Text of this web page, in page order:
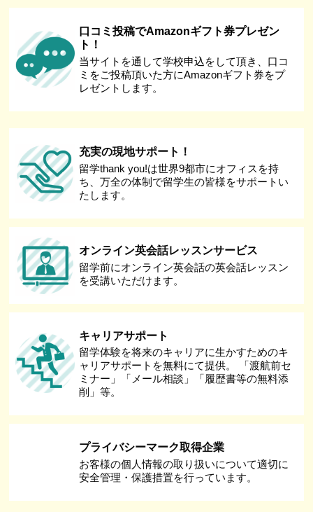
口コミ投稿でAmazonギフト券プレゼン
ト！
当サイトを通して学校申込をして頂き、口コ
ミをご投稿頂いた方にAmazonギフト券をプ
レゼントします。
充実の現地サポート！
留学thank you!は世界9都市にオフィスを持
ち、万全の体制で留学生の皆様をサポートい
たします。
オンライン英会話レッスンサービス
留学前にオンライン英会話の英会話レッスン
を受講いただけます。
キャリアサポート
留学体験を将来のキャリアに生かすためのキ
ャリアサポートを無料にて提供。 「渡航前セ
ミナー」「メール相談」「履歴書等の無料添
削」等。
プライバシーマーク取得企業
お客様の個人情報の取り扱いについて適切に
安全管理・保護措置を行っています。